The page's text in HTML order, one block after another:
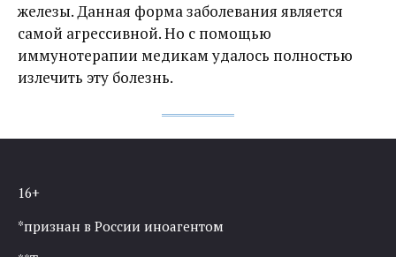
железы. Данная форма заболевания является
самой агрессивной. Но с помощью
иммунотерапии медикам удалось полностью
излечить эту болезнь.
16+
*признан в России иноагентом